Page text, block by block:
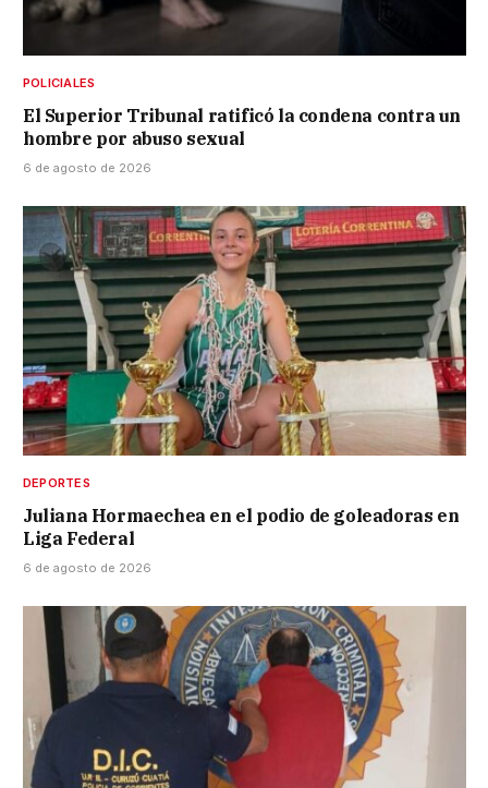
POLICIALES
El Superior Tribunal ratificó la condena contra un
hombre por abuso sexual
6 de agosto de 2026
DEPORTES
Juliana Hormaechea en el podio de goleadoras en
Liga Federal
6 de agosto de 2026